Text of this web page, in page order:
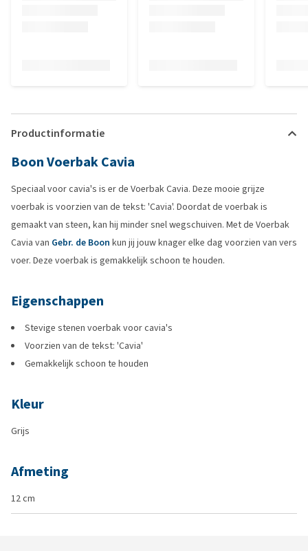
Productinformatie
Boon Voerbak Cavia
Speciaal voor cavia's is er de Voerbak Cavia. Deze mooie grijze
voerbak is voorzien van de tekst: 'Cavia'. Doordat de voerbak is
gemaakt van steen, kan hij minder snel wegschuiven. Met de Voerbak
Cavia van Gebr. de Boon kun jij jouw knager elke dag voorzien van vers
voer. Deze voerbak is gemakkelijk schoon te houden.
Eigenschappen
Stevige stenen voerbak voor cavia's
Voorzien van de tekst: 'Cavia'
Gemakkelijk schoon te houden
Kleur
Grijs
Afmeting
12 cm